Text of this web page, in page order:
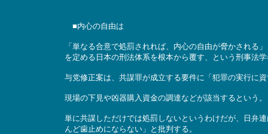
■内心の自由は
「単なる合意で処罰されれば、内心の自由が脅かされる
を定める日本の刑法体系を根本から覆す、という刑事法
与党修正案は、共謀罪が成立する要件に「犯罪の実行に
現場の下見や凶器購入資金の調達などが該当するという。
単に共謀しただけでは処罰しないというわけだが、日弁
んど歯止めにならない」と批判する。